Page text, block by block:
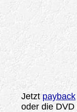
Jetzt payback
oder die DVD